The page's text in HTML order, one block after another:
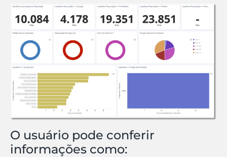
O usuário pode conferir
informações como: